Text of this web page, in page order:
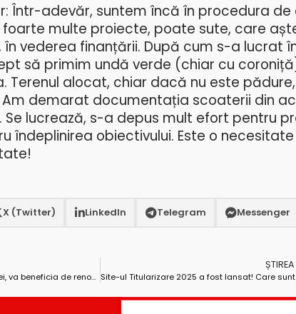
Într-adevăr, suntem încă în procedura de
multe proiecte, poate sute, care
vederea finanțării. După cum s-a lucrat
să primim undă verde (chiar cu
alocat, chiar dacă nu este
demarat documentația scoaterii din
lucrează, s-a depus mult efort pentru
îndeplinirea obiectivului. Este o
X (Twitter) LinkedIn Telegram Messenger
Pitești – un nou bloc, pe strada Rahovei, va beneficia de renovare energetică!